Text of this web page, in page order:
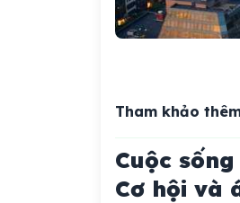
Tham khảo
Cuộc
Cơ hội và